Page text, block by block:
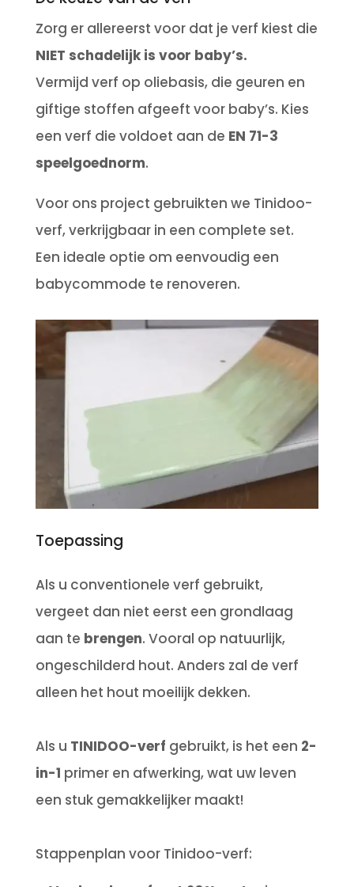
Zorg er allereerst voor dat je verf kiest die
NIET schadelijk is voor baby’s.
Vermijd verf op oliebasis, die geuren en
giftige stoffen afgeeft voor baby’s. Kies
een verf die voldoet aan de EN 71-3
speelgoednorm.
Voor ons project gebruikten we Tinidoo-
verf, verkrijgbaar in een complete set.
Een ideale optie om eenvoudig een
babycommode te renoveren.
Toepassing
Als u conventionele verf gebruikt,
vergeet dan niet eerst een grondlaag
aan te brengen. Vooral op natuurlijk,
ongeschilderd hout. Anders zal de verf
alleen het hout moeilijk dekken.
Als u TINIDOO-verf gebruikt, is het een 2-
in-1 primer en afwerking, wat uw leven
een stuk gemakkelijker maakt!
Stappenplan voor Tinidoo-verf: